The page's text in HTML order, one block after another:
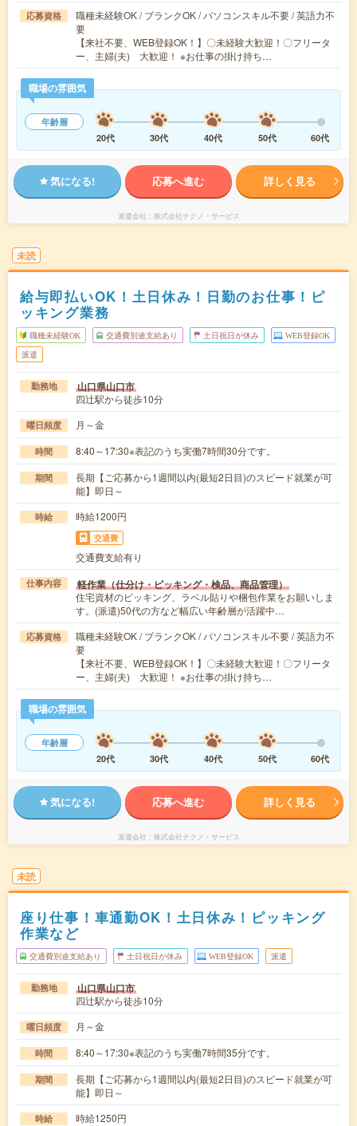
応募資格
職種未経験OK / ブランクOK / パソコンスキル不要 / 英語力不
要
【来社不要、WEB登録OK！】〇未経験大歓迎！〇フリータ
ー、主婦(夫) 大歓迎！ ※お仕事の掛け持ち…
職場の雰囲気
年齢層
20代
30代 40代 50代 60代
気になる! 応募へ進む 詳しく見る
派遣会社 株式会社テクノ・サービス
未読
給与即払いOK！土日休み！日勤のお仕事！ピ
ッキング業務
職種未経験OK 交通費別途支給あり 土日祝日が休み WEB登録OK
派遣
勤務地 山口県山口市
四辻駅から徒歩10分
曜日頻度 月～金
時間 8:40～17:30※表記のうち実働7時間30分です。
期間
長期【ご応募から1週間以内(最短2日目)のスピード就業が可
能】即日～
時給 時給1200円
交通費
交通費支給有り
仕事内容 軽作業（仕分け・ピッキング・検品、商品管理）
住宅資材のピッキング、ラベル貼りや梱包作業をお願いしま
す。(派遣)50代の方など幅広い年齢層が活躍中…
応募資格
職種未経験OK / ブランクOK / パソコンスキル不要 / 英語力不
要
【来社不要、WEB登録OK！】〇未経験大歓迎！〇フリータ
ー、主婦(夫) 大歓迎！ ※お仕事の掛け持ち…
職場の雰囲気
年齢層
20代
30代 40代 50代 60代
気になる! 応募へ進む 詳しく見る
派遣会社 株式会社テクノ・サービス
未読
座り仕事！車通勤OK！土日休み！ピッキング
作業など
交通費別途支給あり 土日祝日が休み WEB登録OK 派遣
勤務地 山口県山口市
四辻駅から徒歩10分
曜日頻度 月～金
時間 8:40～17:30※表記のうち実働7時間35分です。
期間
長期【ご応募から1週間以内(最短2日目)のスピード就業が可
能】即日～
時給 時給1250円